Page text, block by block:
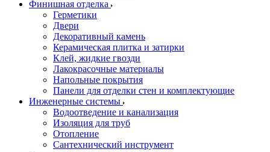
Финишная отделка
Герметики
Двери
Декоративный камень
Керамическая плитка и затирки
Клей, жидкие гвозди
Лакокрасочные материалы
Напольные покрытия
Панели для отделки стен и комплектующие
Инженерные системы
Водоотведение и канализация
Изоляция для труб
Отопление
Сантехнический инструмент